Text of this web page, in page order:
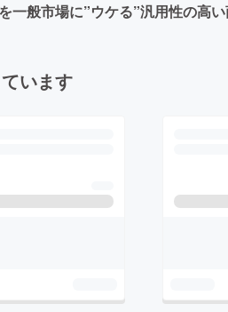
般市場に”ウケる”汎用性の高
います